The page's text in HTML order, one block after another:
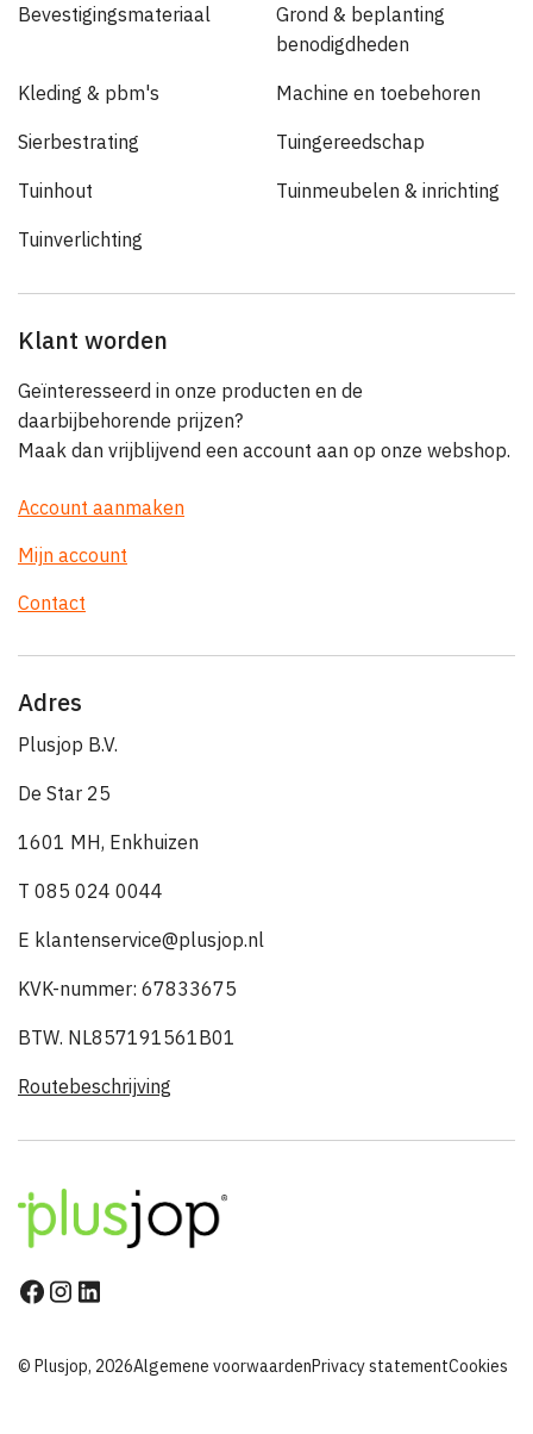
Bevestigingsmateriaal
Grond & beplanting
benodigdheden
Kleding & pbm's Machine en toebehoren
Sierbestrating Tuingereedschap
Tuinhout Tuinmeubelen & inrichting
Tuinverlichting
Klant worden
Geïnteresseerd in onze producten en de
daarbijbehorende prijzen?
Maak dan vrijblijvend een account aan op onze webshop.
Account aanmaken
Mijn account
Contact
Adres
Plusjop B.V.
De Star 25
1601 MH, Enkhuizen
T 085 024 0044
E klantenservice@plusjop.nl
KVK-nummer: 67833675
BTW. NL857191561B01
Routebeschrijving
© Plusjop, 2026Algemene voorwaardenPrivacy statementCookies